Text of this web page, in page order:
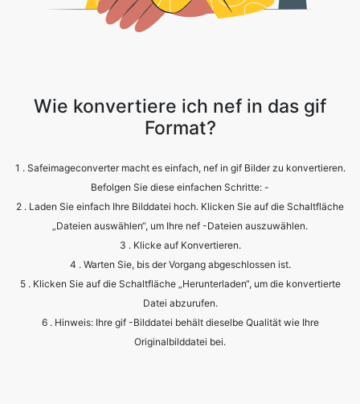
Wie konvertiere ich nef in das gif
1 . Safeimageconverter macht es einfach, nef in gif Bilder zu konvertieren.
Befolgen Sie diese einfachen Schritte: -
2 . Laden Sie einfach Ihre Bilddatei hoch. Klicken Sie auf die Schaltfläche
3 . Klicke auf Konvertieren.
4 . Warten Sie, bis der Vorgang abgeschlossen ist.
5 . Klicken Sie auf die Schaltfläche „Herunterladen“, um die konvertierte
Datei abzurufen.
6 . Hinweis: Ihre gif -Bilddatei behält dieselbe Qualität wie Ihre
Originalbilddatei bei.